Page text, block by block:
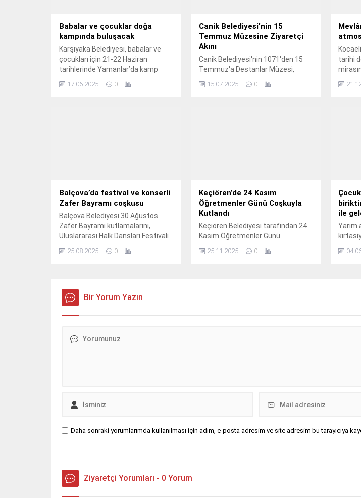
Babalar ve çocuklar doğa
kampında buluşacak
Karşıyaka Belediyesi, babalar ve
çocukları için 21-22 Haziran
tarihlerinde Yamanlar’da kamp
buluşması düzenleyecek.
17.06.2025 0
Canik Belediyesi’nin 15
Temmuz Müzesine Ziyaretçi
Akını
Canik Belediyesi'nin 1071'den 15
Temmuz'a Destanlar Müzesi,
vatandaşlar ve öğrenciler
tarafından yoğun ilgiyle ziyaret
15.07.2025 0
tarihi
Balçova’da festival ve konserli
Zafer Bayramı coşkusu
Balçova Belediyesi 30 Ağustos
Zafer Bayramı kutlamalarını,
Uluslararası Halk Dansları Festivali
Sevcan Orhan konseri ile
25.08.2025 0
Keçiören’de 24 Kasım
Öğretmenler Günü Coşkuyla
Kutlandı
Keçiören Belediyesi tarafından 24
Kasım Öğretmenler Günü
Galerisi’nde kutlama programı
25.11.2025 0
ile
Yarım
Bir Yorum Yazın
Daha sonraki yorumlarımda kullanılması için adım, e-posta adresim ve site adresim bu tarayıcıya
Ziyaretçi Yorumları - 0 Yorum